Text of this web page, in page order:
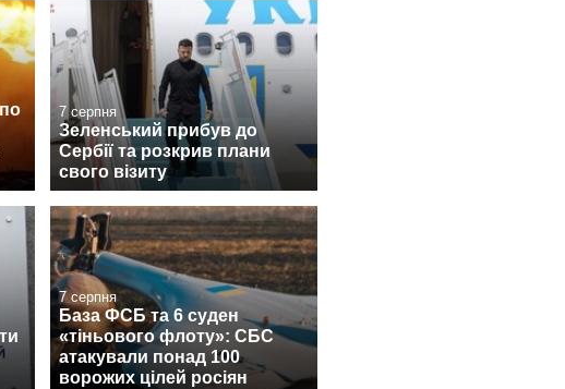
7 серпня
Зеленський прибув до
Сербії та розкрив плани
свого візиту
7 серпня
База ФСБ та 6 суден
«тіньового флоту»: СБС
атакували понад 100
ворожих цілей росіян